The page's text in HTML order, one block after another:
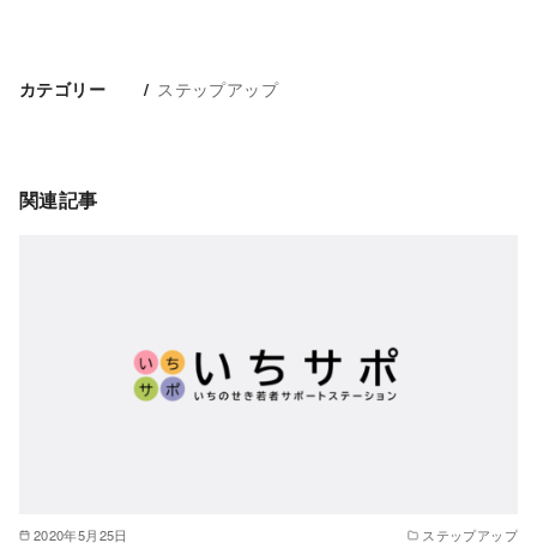
カテゴリー ステップアップ
関連記事
2020年5月25日 ステップアップ